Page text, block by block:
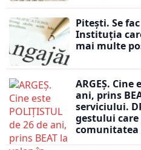
Pitești. Se
Instituția
mai multe
ARGEȘ. Cine
ani, prins
serviciului.
gestului care
comunitatea